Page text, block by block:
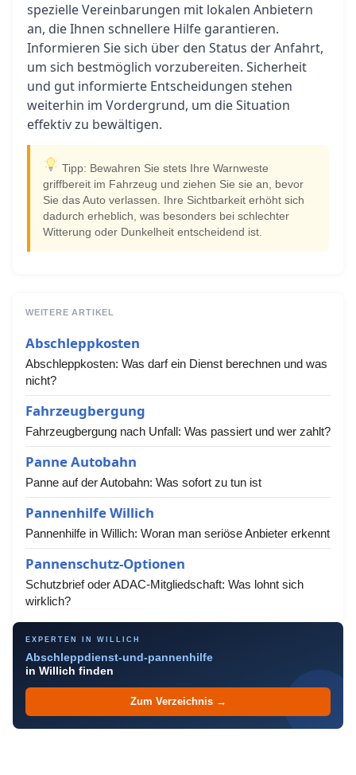
spezielle Vereinbarungen mit lokalen Anbietern
an, die Ihnen schnellere Hilfe garantieren.
Informieren Sie sich über den Status der Anfahrt,
um sich bestmöglich vorzubereiten. Sicherheit
und gut informierte Entscheidungen stehen
weiterhin im Vordergrund, um die Situation
effektiv zu bewältigen.
Tipp: Bewahren Sie stets Ihre Warnweste
griffbereit im Fahrzeug und ziehen Sie sie an, bevor
Sie das Auto verlassen. Ihre Sichtbarkeit erhöht sich
dadurch erheblich, was besonders bei schlechter
Witterung oder Dunkelheit entscheidend ist.
WEITERE ARTIKEL
Abschleppkosten
Abschleppkosten: Was darf ein Dienst berechnen und was
nicht?
Fahrzeugbergung
Fahrzeugbergung nach Unfall: Was passiert und wer zahlt?
Panne Autobahn
Panne auf der Autobahn: Was sofort zu tun ist
Pannenhilfe Willich
Pannenhilfe in Willich: Woran man seriöse Anbieter erkennt
Pannenschutz-Optionen
Schutzbrief oder ADAC-Mitgliedschaft: Was lohnt sich
wirklich?
EXPERTEN IN WILLICH
Abschleppdienst-und-pannenhilfe
in Willich finden
Zum Verzeichnis →